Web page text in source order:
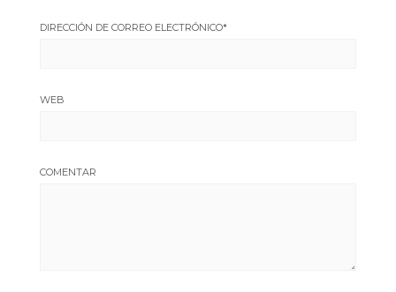
DIRECCIÓN DE CORREO ELECTRÓNICO*
WEB
COMENTAR